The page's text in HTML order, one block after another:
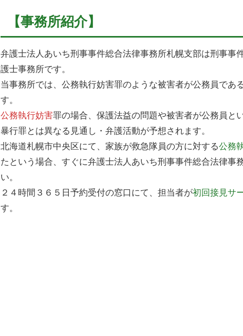
【事務所紹介】
弁護士法人あいち刑事事件総合法律事務所札幌支部は刑事事
護士事務所です。
当事務所では、公務執行妨害罪のような被害者が公務員であ
す。
公務執行妨害罪の場合、保護法益の問題や被害者が公務員と
暴行罪とは異なる見通し・弁護活動が予想されます。
北海道札幌市中央区にて、家族が救急隊員の方に対する公務
たという場合、すぐに弁護士法人あいち刑事事件総合法律事
い。
２４時間３６５日予約受付の窓口にて、担当者が初回接見サ
す。